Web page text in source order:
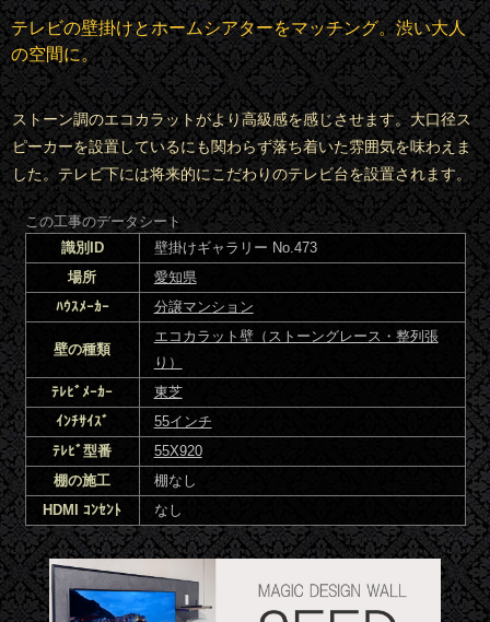
テレビの壁掛けとホームシアターをマッチング。渋い大人
の空間に。
ストーン調のエコカラットがより高級感を感じさせます。大口径ス
ピーカーを設置しているにも関わらず落ち着いた雰囲気を味わえま
した。テレビ下には将来的にこだわりのテレビ台を設置されます。
この工事のデータシート
識別ID
壁掛けギャラリー No.473
場所
愛知県
ﾊｳｽﾒｰｶｰ
分譲マンション
壁の種類
エコカラット壁（ストーングレース・整列張
り）
ﾃﾚﾋﾞﾒｰｶｰ
東芝
ｲﾝﾁｻｲｽﾞ
55インチ
ﾃﾚﾋﾞ型番
55X920
棚の施工
棚なし
HDMI ｺﾝｾﾝﾄ
なし